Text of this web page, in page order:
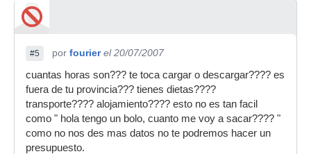
#5 por fourier el 20/07/2007
cuantas horas son??? te toca cargar o descargar???? es
fuera de tu provincia??? tienes dietas????
transporte???? alojamiento???? esto no es tan facil
como " hola tengo un bolo, cuanto me voy a sacar???? "
como no nos des mas datos no te podremos hacer un
presupuesto.